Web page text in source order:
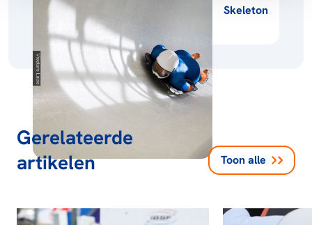
Skeleton
Gerelateerde
artikelen
Toon alle